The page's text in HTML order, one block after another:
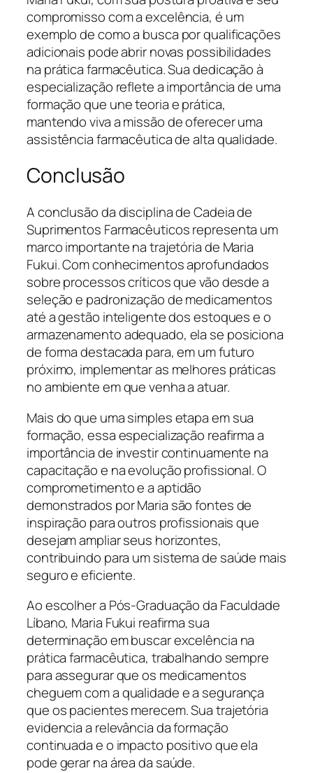
compromisso com a excelência, é um
exemplo de como a busca por qualificações
adicionais pode abrir novas possibilidades
na prática farmacêutica. Sua dedicação à
especialização reflete a importância de uma
formação que une teoria e prática,
mantendo viva a missão de oferecer uma
assistência farmacêutica de alta qualidade.
Conclusão
A conclusão da disciplina de Cadeia de
Suprimentos Farmacêuticos representa um
marco importante na trajetória de Maria
Fukui. Com conhecimentos aprofundados
sobre processos críticos que vão desde a
seleção e padronização de medicamentos
até a gestão inteligente dos estoques e o
armazenamento adequado, ela se posiciona
de forma destacada para, em um futuro
próximo, implementar as melhores práticas
no ambiente em que venha a atuar.
Mais do que uma simples etapa em sua
formação, essa especialização reafirma a
importância de investir continuamente na
capacitação e na evolução profissional. O
comprometimento e a aptidão
demonstrados por Maria são fontes de
inspiração para outros profissionais que
desejam ampliar seus horizontes,
contribuindo para um sistema de saúde mais
seguro e eficiente.
Ao escolher a Pós-Graduação da Faculdade
Líbano, Maria Fukui reafirma sua
determinação em buscar excelência na
prática farmacêutica, trabalhando sempre
para assegurar que os medicamentos
cheguem com a qualidade e a segurança
que os pacientes merecem. Sua trajetória
evidencia a relevância da formação
continuada e o impacto positivo que ela
pode gerar na área da saúde.